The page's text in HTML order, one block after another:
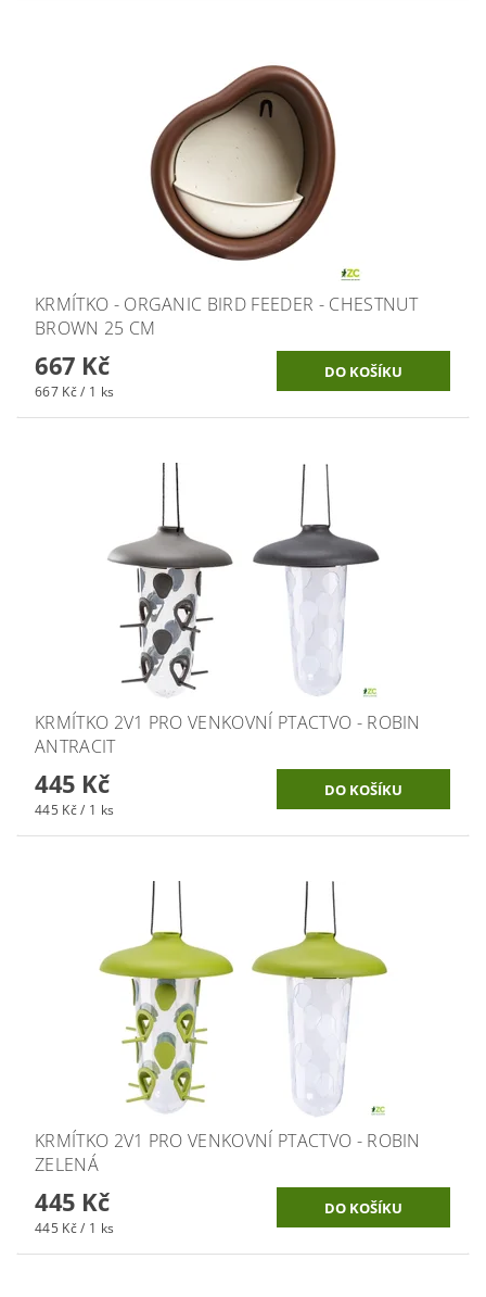
KRMÍTKO - ORGANIC BIRD FEEDER - CHESTNUT
BROWN 25 CM
667 Kč
667 Kč / 1 ks
KRMÍTKO 2V1 PRO VENKOVNÍ PTACTVO - ROBIN
ANTRACIT
445 Kč
445 Kč / 1 ks
KRMÍTKO 2V1 PRO VENKOVNÍ PTACTVO - ROBIN
ZELENÁ
445 Kč
445 Kč / 1 ks